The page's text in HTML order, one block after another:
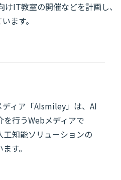
IT教室の開催などを計画し、
ます。
ィア「AIsmiley」は、AI
行うWebメディアで
工知能ソリューションの
す。